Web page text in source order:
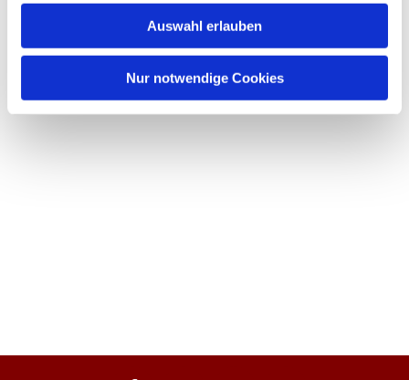
Auswahl erlauben
Nur notwendige Cookies